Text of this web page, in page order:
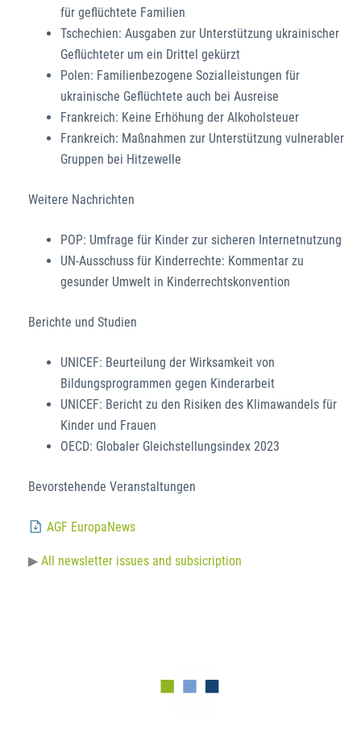
für geflüchtete Familien
Tschechien: Ausgaben zur Unterstützung ukrainischer
Geflüchteter um ein Drittel gekürzt
Polen: Familienbezogene Sozialleistungen für
ukrainische Geflüchtete auch bei Ausreise
Frankreich: Keine Erhöhung der Alkoholsteuer
Frankreich: Maßnahmen zur Unterstützung vulnerabler
Gruppen bei Hitzewelle
Weitere Nachrichten
POP: Umfrage für Kinder zur sicheren Internetnutzung
UN-Ausschuss für Kinderrechte: Kommentar zu
gesunder Umwelt in Kinderrechtskonvention
Berichte und Studien
UNICEF: Beurteilung der Wirksamkeit von
Bildungsprogrammen gegen Kinderarbeit
UNICEF: Bericht zu den Risiken des Klimawandels für
Kinder und Frauen
OECD: Globaler Gleichstellungsindex 2023
Bevorstehende Veranstaltungen
AGF EuropaNews
All newsletter issues and subsicription